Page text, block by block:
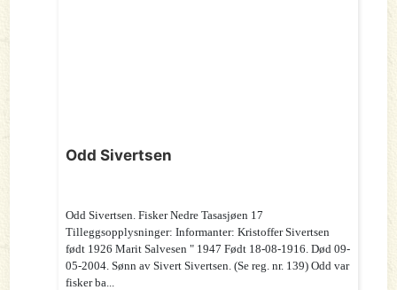
Odd Sivertsen
Odd Sivertsen. Fisker Nedre Tasasjøen 17
Tilleggsopplysninger: Informanter: Kristoffer Sivertsen
født 1926 Marit Salvesen " 1947 Født 18-08-1916. Død 09-
05-2004. Sønn av Sivert Sivertsen. (Se reg. nr. 139) Odd var
fisker ba...